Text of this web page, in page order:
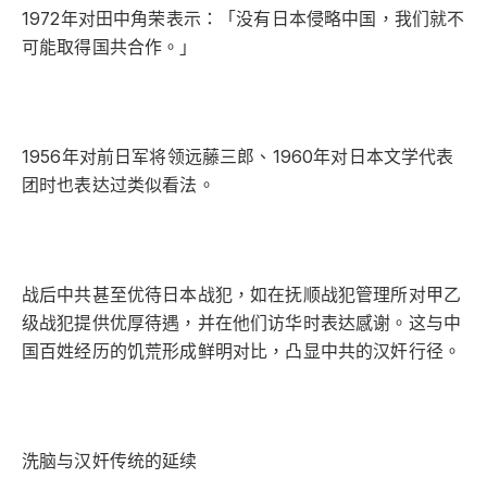
1972年对田中角荣表示：「没有日本侵略中国，我们就不
可能取得国共合作。」
1956年对前日军将领远藤三郎、1960年对日本文学代表
团时也表达过类似看法。
战后中共甚至优待日本战犯，如在抚顺战犯管理所对甲乙
级战犯提供优厚待遇，并在他们访华时表达感谢。这与中
国百姓经历的饥荒形成鲜明对比，凸显中共的汉奸行径。
洗脑与汉奸传统的延续